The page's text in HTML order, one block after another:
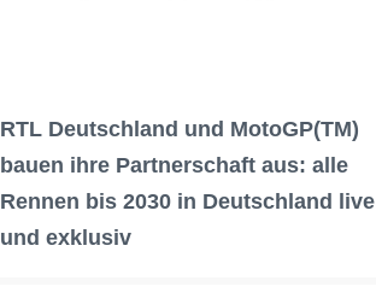
RTL Deutschland und MotoGP(TM)
bauen ihre Partnerschaft aus: alle
Rennen bis 2030 in Deutschland live
und exklusiv